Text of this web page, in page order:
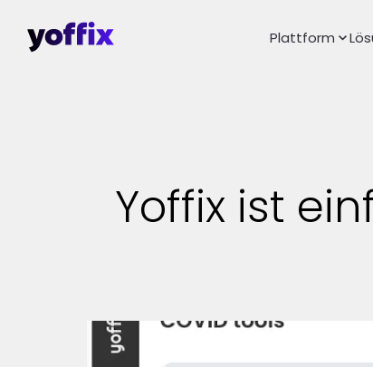
Yoffix ist
Plattform